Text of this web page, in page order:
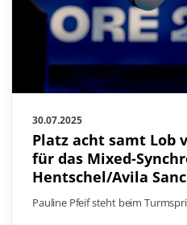
30.07.2025
Platz acht samt Lob
für das Mixed-
Hentschel/Avila
Pauline Pfeif steht beim